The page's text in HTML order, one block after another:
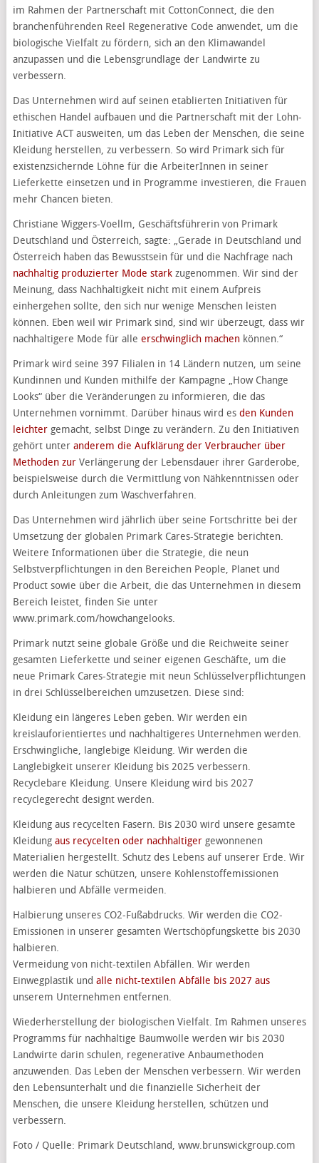
im Rahmen der Partnerschaft mit CottonConnect, die den
branchenführenden Reel Regenerative Code anwendet, um die
biologische Vielfalt zu fördern, sich an den Klimawandel
anzupassen und die Lebensgrundlage der Landwirte zu
verbessern.
Das Unternehmen wird auf seinen etablierten Initiativen für
ethischen Handel aufbauen und die Partnerschaft mit der Lohn-
Initiative ACT ausweiten, um das Leben der Menschen, die seine
Kleidung herstellen, zu verbessern. So wird Primark sich für
existenzsichernde Löhne für die ArbeiterInnen in seiner
Lieferkette einsetzen und in Programme investieren, die Frauen
mehr Chancen bieten.
Christiane Wiggers-Voellm, Geschäftsführerin von Primark
Deutschland und Österreich, sagte: „Gerade in Deutschland und
Österreich haben das Bewusstsein für und die Nachfrage nach
nachhaltig produzierter Mode starkzugenommen. Wir sind der
Meinung, dass Nachhaltigkeit nicht mit einem Aufpreis
einhergehen sollte, den sich nur wenige Menschen leisten
können. Eben weil wir Primark sind, sind wir überzeugt, dass wir
nachhaltigere Mode für alle erschwinglich machenkönnen.“
Primark wird seine 397 Filialen in 14 Ländern nutzen, um seine
Kundinnen und Kunden mithilfe der Kampagne „How Change
Looks“ über die Veränderungen zu informieren, die das
Unternehmen vornimmt. Darüber hinaus wird es den Kunden
leichtergemacht, selbst Dinge zu verändern. Zu den Initiativen
gehört unter anderem die Aufklärung der Verbraucher über
Methoden zurVerlängerung der Lebensdauer ihrer Garderobe,
beispielsweise durch die Vermittlung von Nähkenntnissen oder
durch Anleitungen zum Waschverfahren.
Das Unternehmen wird jährlich über seine Fortschritte bei der
Umsetzung der globalen Primark Cares-Strategie berichten.
Weitere Informationen über die Strategie, die neun
Selbstverpflichtungen in den Bereichen People, Planet und
Product sowie über die Arbeit, die das Unternehmen in diesem
Bereich leistet, finden Sie unter
www.primark.com/howchangelooks.
Primark nutzt seine globale Größe und die Reichweite seiner
gesamten Lieferkette und seiner eigenen Geschäfte, um die
neue Primark Cares-Strategie mit neun Schlüsselverpflichtungen
in drei Schlüsselbereichen umzusetzen. Diese sind:
Kleidung ein längeres Leben geben. Wir werden ein
kreislauforientiertes und nachhaltigeres Unternehmen werden.
Erschwingliche, langlebige Kleidung. Wir werden die
Langlebigkeit unserer Kleidung bis 2025 verbessern.
Recyclebare Kleidung. Unsere Kleidung wird bis 2027
recyclegerecht designt werden.
Kleidung aus recycelten Fasern. Bis 2030 wird unsere gesamte
Kleidung aus recycelten oder nachhaltigergewonnenen
Materialien hergestellt. Schutz des Lebens auf unserer Erde. Wir
werden die Natur schützen, unsere Kohlenstoffemissionen
halbieren und Abfälle vermeiden.
Halbierung unseres CO2-Fußabdrucks. Wir werden die CO2-
Emissionen in unserer gesamten Wertschöpfungskette bis 2030
halbieren.
Vermeidung von nicht-textilen Abfällen. Wir werden
Einwegplastik und alle nicht-textilen Abfälle bis 2027 aus
unserem Unternehmen entfernen.
Wiederherstellung der biologischen Vielfalt. Im Rahmen unseres
Programms für nachhaltige Baumwolle werden wir bis 2030
Landwirte darin schulen, regenerative Anbaumethoden
anzuwenden. Das Leben der Menschen verbessern. Wir werden
den Lebensunterhalt und die finanzielle Sicherheit der
Menschen, die unsere Kleidung herstellen, schützen und
verbessern.
Foto / Quelle: Primark Deutschland, www.brunswickgroup.com